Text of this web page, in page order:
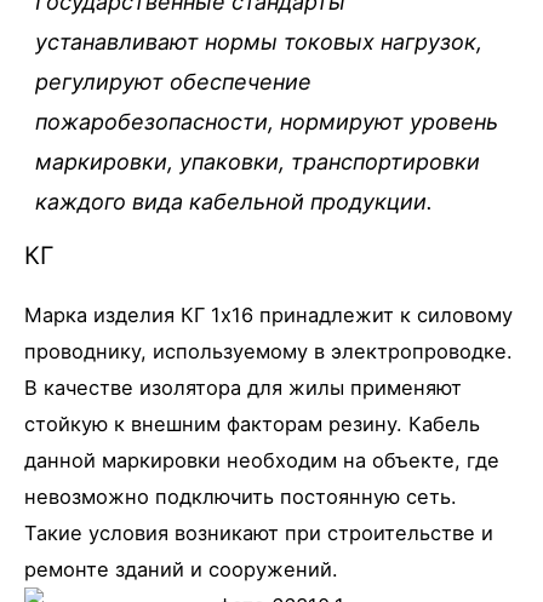
устанавливают нормы токовых нагрузок,
регулируют обеспечение
пожаробезопасности, нормируют уровень
маркировки, упаковки, транспортировки
каждого вида кабельной продукции.
КГ
Марка изделия КГ 1х16 принадлежит к силовому
проводнику, используемому в электропроводке.
В качестве изолятора для жилы применяют
стойкую к внешним факторам резину. Кабель
данной маркировки необходим на объекте, где
невозможно подключить постоянную сеть.
Такие условия возникают при строительстве и
ремонте зданий и сооружений.